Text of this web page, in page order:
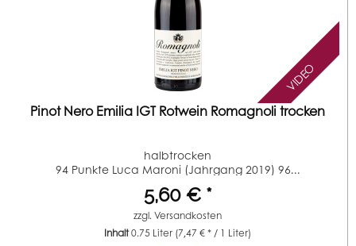
VIDEO
Pinot Nero Emilia IGT Rotwein Romagnoli trocken
halbtrocken
94 Punkte Luca Maroni (Jahrgang 2019) 96...
5,60 € *
zzgl.Versandkosten
Inhalt0.75 Liter (7,47 € * / 1 Liter)